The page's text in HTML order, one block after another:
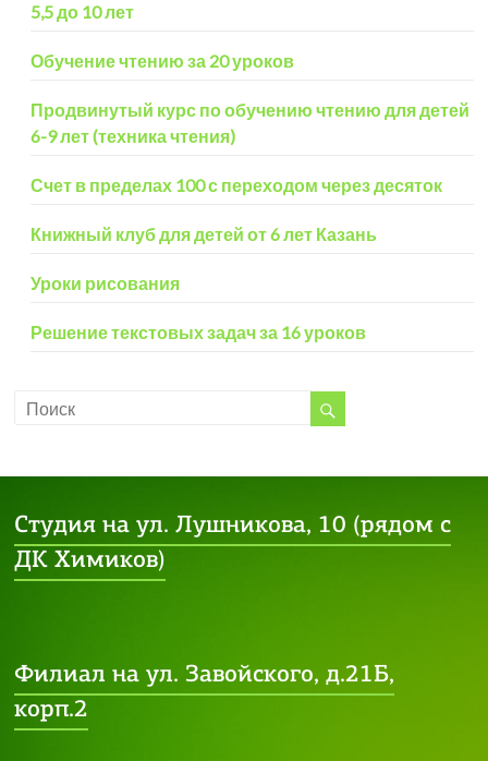
5,5 до 10 лет
Обучение чтению за 20 уроков
Продвинутый курс по обучению чтению для детей
6-9 лет (техника чтения)
Счет в пределах 100 с переходом через десяток
Книжный клуб для детей от 6 лет Казань
Уроки рисования
Решение текстовых задач за 16 уроков
Студия на ул. Лушникова, 10 (рядом с
ДК Химиков)
Филиал на ул. Завойского, д.21Б,
корп.2